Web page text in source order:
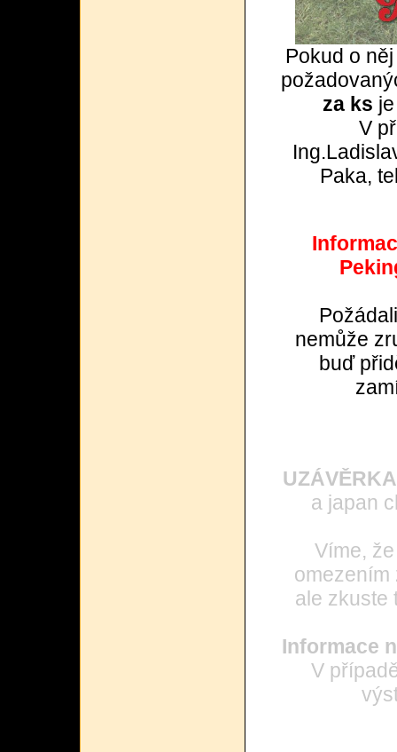
Pokud o
za ks
V
Paka,
nemůže
buď
UZÁVĚRKA
a japan
Víme,
omezením
ale zkuste
Informace
V